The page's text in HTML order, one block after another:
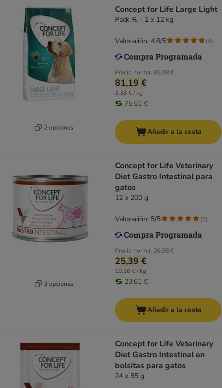
2 opciones
Concept for Life Large Light
Pack % - 2 x 12 kg
Precio normal85,98 €
81,19 €
3,38 € / kg
75,51 €
Valoración: 4.8/5 (4)
Añadir a la cesta
3 opciones
Concept for Life Veterinary
Diet Gastro Intestinal para
gatos
12 x 200 g
Precio normal 26,98 €
25,39 €
10,58 € / kg
23,61 €
Valoración: 5/5 (1)
Añadir a la cesta
Concept for Life Veterinary
Diet Gastro Intestinal en
bolsitas para gatos
24 x 85 g